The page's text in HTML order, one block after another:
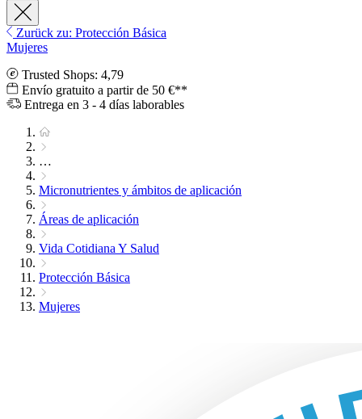
Zurück zu: Protección Básica
Mujeres
Trusted Shops: 4,79
Envío gratuito a partir de 50 €**
Entrega en 3 - 4 días laborables
…
Micronutrientes y ámbitos de aplicación
Áreas de aplicación
Vida Cotidiana Y Salud
Protección Básica
Mujeres